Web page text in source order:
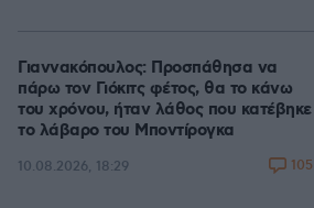
Γιαννακόπουλος: Προσπάθησα να
πάρω τον Γιόκιτς φέτος, θα το κάνω
του χρόνου, ήταν λάθος που κατέβηκε
το λάβαρο του Μποντίρογκα
10.08.2026, 18:29 105